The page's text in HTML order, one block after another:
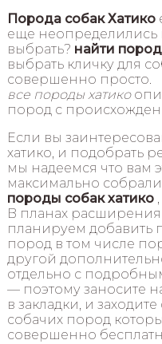
Порода собак Хатико
еще неопределились
выбрать? найти
выбрать кличку для
совершенно просто.
все породы хатико
пород с
Если вы
хатико, и подобрать
мы надеемся что вам
максимально
породы собак хатико,
В планах
планируем добавить
пород в том числе
другой
отдельно с
— поэтому заносите
в закладки, и
собачих пород
совершенно